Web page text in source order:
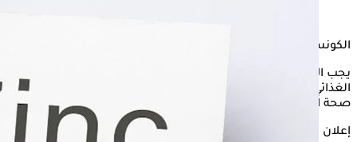
الكونسلتو
يجب الاهتمام بتناول الأطعمة الغنية بمعدن الزنك في النظام
الغذائي اليومي، لأن نقصه مستوياته بالجسم له تأثيرات سلبية على
صحة الجسم.
إعلان